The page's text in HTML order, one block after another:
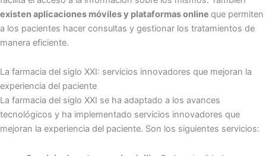
existen aplicaciones móviles y plataformas online que permiten
a los pacientes hacer consultas y gestionar los tratamientos de
manera eficiente.
La farmacia del siglo XXI: servicios innovadores que mejoran la
experiencia del paciente
La farmacia del siglo XXI se ha adaptado a los avances
tecnológicos y ha implementado servicios innovadores que
mejoran la experiencia del paciente. Son los siguientes servicios: